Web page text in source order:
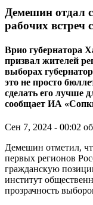
Демешин отдал
рабочих
Врио губернатора
призвал жителей
выборах
это не просто
сделать его лучше
сообщает ИА
Сен 7, 2024 - 00:02
Демешин отметил,
первых регионов
гражданскую
институт
прозрачность